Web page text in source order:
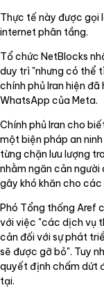
Thực tế này được gọi
internet phân tầng.
Tổ chức NetBlocks
duy trì "nhưng có thể
chính phủ Iran hiện
WhatsApp của Meta.
Chính phủ Iran cho
một biện pháp an
từng chặn lưu lượng
nhằm ngăn cản
gây khó khăn cho
Phó Tổng thống Aref
với việc "các dịch vụ
cản đối với sự phát
sẽ được gỡ bỏ". Tuy
quyết định chấm dứt
tại.